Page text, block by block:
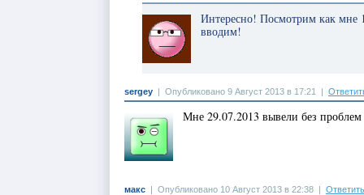
Интересно! Посмотрим как мне
вводим!
sergey | Опубликовано 9 Август 2013 в 17:21 |
Мне 29.07.2013 вывели без проблем
макс | Опубликовано 10 Август 2013 в 22:38 | Ответить